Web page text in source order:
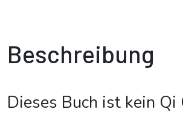
Beschreibung
Dieses Buch ist kein Qi